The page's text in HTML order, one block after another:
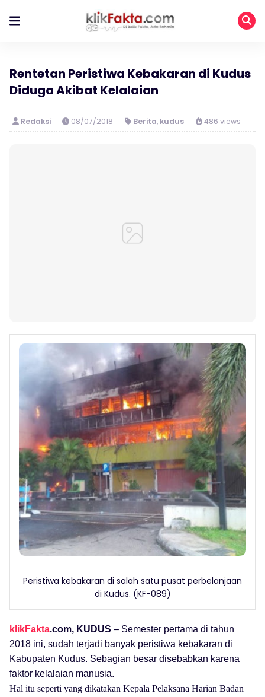
Rentetan Peristiwa Kebakaran di Kudus
Diduga Akibat Kelalaian
Redaksi 08/07/2018 Berita, kudus 486 views
Peristiwa kebakaran di salah satu pusat perbelanjaan
di Kudus. (KF-089)
klikFakta.com, KUDUS – Semester pertama di tahun
2018 ini, sudah terjadi banyak peristiwa kebakaran di
Kabupaten Kudus. Sebagian besar disebabkan karena
faktor kelalaian manusia.
Hal itu seperti yang dikatakan Kepala Pelaksana Harian Badan